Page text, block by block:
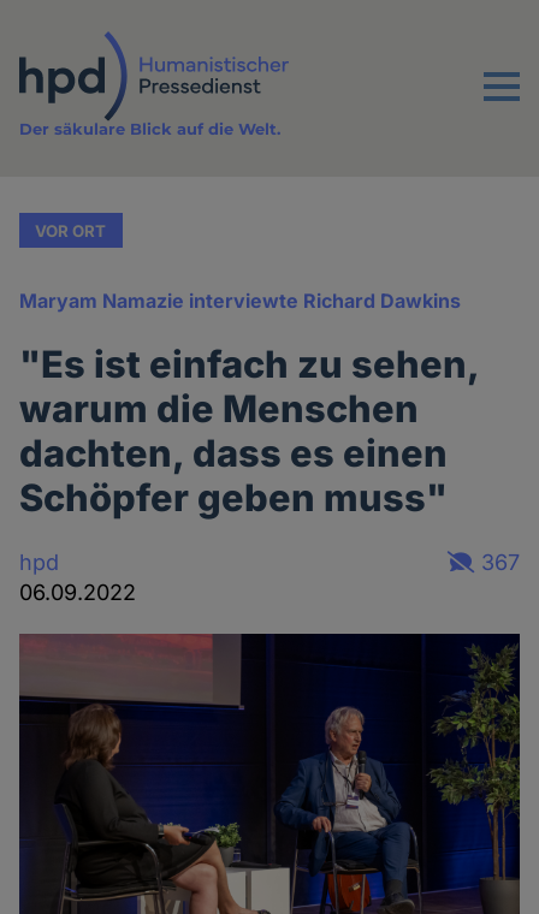
Inhalt
Menu
Der säkulare Blick auf die Welt.
VOR ORT
Maryam Namazie interviewte Richard Dawkins
"Es ist einfach zu sehen,
warum die Menschen
dachten, dass es einen
Schöpfer geben muss"
hpd
06.09.2022
367